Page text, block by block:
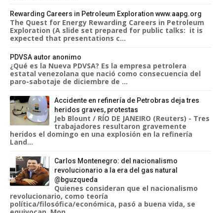
Rewarding Careers in Petroleum Exploration www.aapg.org
The Quest for Energy Rewarding Careers in Petroleum
Exploration (A slide set prepared for public talks: it is
expected that presentations c...
PDVSA autor anonimo
¿Qué es la Nueva PDVSA? Es la empresa petrolera
estatal venezolana que nació como consecuencia del
paro-sabotaje de diciembre de ...
Accidente en refinería de Petrobras deja tres
heridos graves, protestas
Jeb Blount / RÍO DE JANEIRO (Reuters) - Tres
trabajadores resultaron gravemente
heridos el domingo en una explosión en la refinería
Land...
Carlos Montenegro: del nacionalismo
revolucionario a la era del gas natural
@bguzqueda
Quienes consideran que el nacionalismo
revolucionario, como teoría
política/filosófica/económica, pasó a buena vida, se